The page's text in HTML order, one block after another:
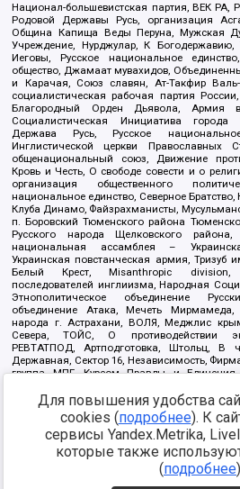
Национал-большевистская партия, ВЕК РА,
Родовой Державы Русь, организация
Община Капища Веды Перуна, Мужская
Учреждение, Нурджулар, К
Иеговы, Русское национальное
общество, Джамаат мувахидов,
и Карачая, Союз славян, Ат-Такфир
социалистическая рабочая партия
Благородный Орден Дьявола, Армия
Социалистическая Инициатива города
Держава Русь, Русское
Инглистической церкви Православных
общенациональный союз, Движение
Кровь и Честь, О свободе совести и о
организация общественного
национальное единство, Северное
Клуба Динамо, Файзрахманисты,
п. Боровский Тюменского района
Русского народа Щелковского района,
национальная ассамблея –
Украинская повстанческая армия, Тризуб
Белый Крест, Misanthropic division,
последователей инглиизма, Народная
Этнополитическое объединение
объединение Атака, Мечеть Мирмамеда,
народа г. Астрахани, ВОЛЯ, Меджлис
Севера, ТОЙС, О противодействии
РЕВТАТПОД, Артподготовка, Штольц, В
Державная, Сектор 16, Независимость,
группа МПГ, Курсом Правды и Единения,
Благотворительный пансионат Ак
Арестантское уголовное единство, Башкорт,
Дафа, Иртыш Ultras, Русский
Сибирский державный союз, Фонд борьбы с
граждан, Штабы Навального, Совет
https://minjust.gov.ru/ru/
Для повышения удобства
cookies (подробнее). К
сервисы Yandex.Metrika,
которые также
(подробнее